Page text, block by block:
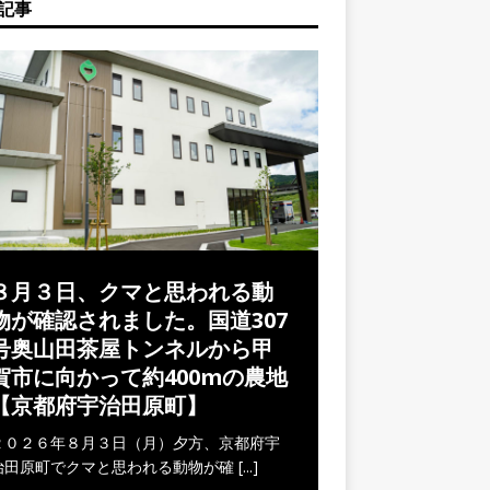
事
月３日、クマと思われる動
が確認されました。国道307
奥山田茶屋トンネルから甲
市に向かって約400mの農地
京都府宇治田原町】
０２６年８月３日（月）夕方、京都府宇
田原町でクマと思われる動物が確 [...]